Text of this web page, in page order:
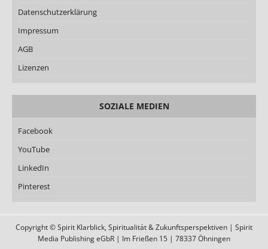
Datenschutzerklärung
Impressum
AGB
Lizenzen
SOZIALE MEDIEN
Facebook
YouTube
LinkedIn
Pinterest
Copyright © Spirit Klarblick, Spiritualität & Zukunftsperspektiven | Spirit
Media Publishing eGbR | Im Frießen 15 | 78337 Öhningen